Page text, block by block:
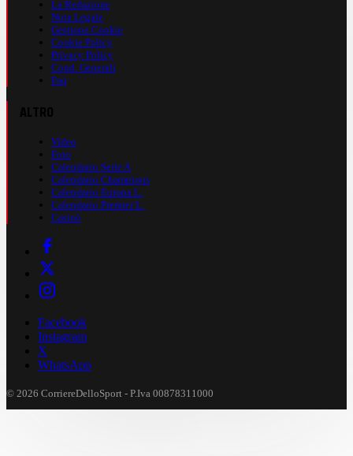
La Redazione
Nota Legale
Gestione Cookie
Cookie Policy
Privacy Policy
Cond. Generali
Faq
Video
Foto
Calendario Serie A
Calendario Champions
Calendario Europa L.
Calendario Premier L.
Casinò
Facebook
Instagram
X
WhatsApp
© 2026 CorriereDelloSport - P.Iva 00878311000